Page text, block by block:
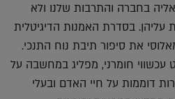
בחברה והתרבות שלנו ולא
עליהן. בסדרת האמנות הדיגיטלית
את סיפור תיבת נוח התנכי.
עכשווי חומרני, מפליג במחשבה על
דוממות על חיי האדם ובעלי